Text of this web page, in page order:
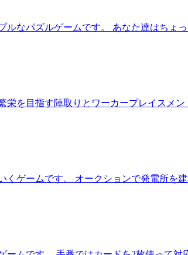
ルなパズルゲームです。 あなた達はち
栄を目指す陣取りとワーカープレイスメ
くゲームです。 オークションで発電所